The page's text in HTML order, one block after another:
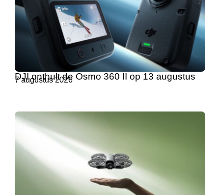
DJI onthult de Osmo 360 II op 13 augustus
7 augustus 2026